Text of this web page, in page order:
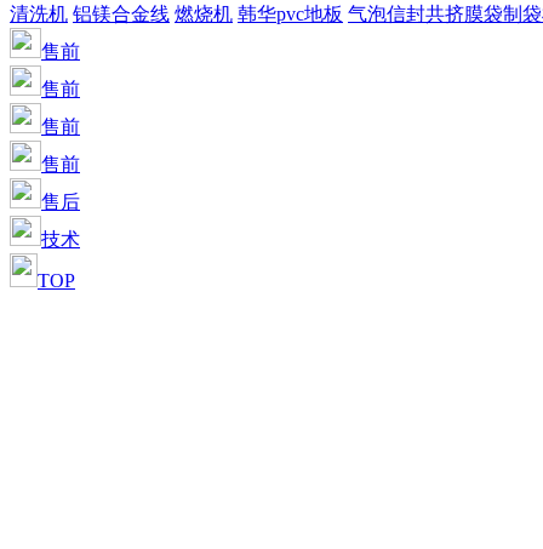
清洗机 铝镁合金线 燃烧机 韩华pvc地板 气泡信封共挤膜袋制
售前
售前
售前
售前
售后
技术
TOP